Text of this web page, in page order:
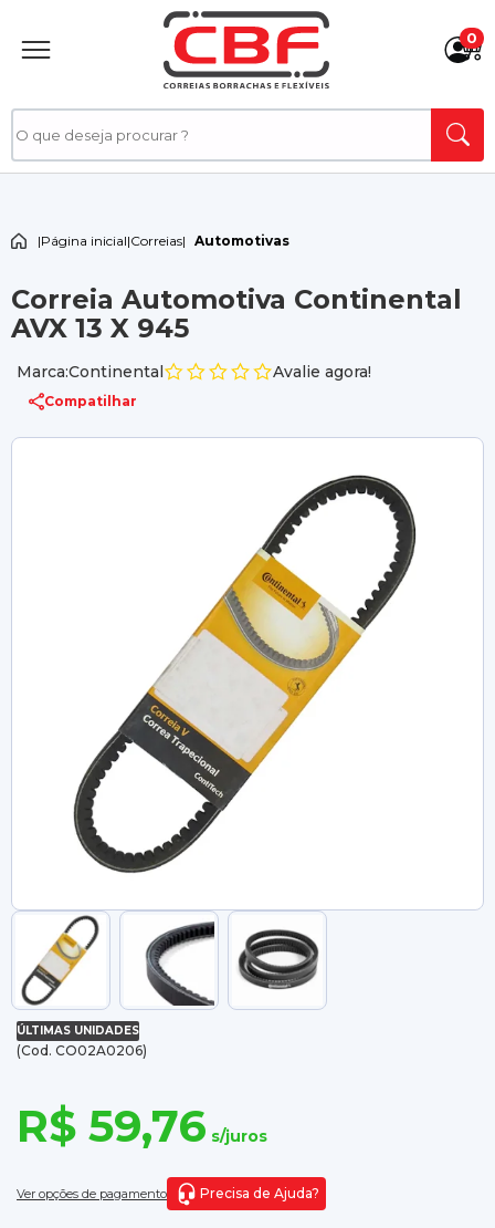
0
|Página inicial|Correias| Automotivas
Correia Automotiva Continental
AVX 13 X 945
Marca:Continental Avalie agora!
Compatilhar
ÚLTIMAS UNIDADES
(Cod. CO02A0206)
R$ 59,76 s/juros
Ver opções de pagamento Precisa de Ajuda?